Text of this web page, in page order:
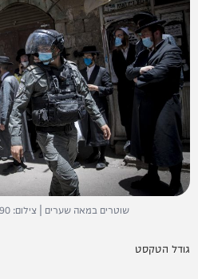
שוטרים במאה שערים | צילום: Yonatan Sindel/Flash90
גודל הטקסט